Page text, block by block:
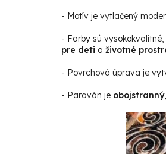
- Motív je vytlačený
- Farby sú
pre deti a životné
- Povrchová úprava je
- Paraván je obojstranný